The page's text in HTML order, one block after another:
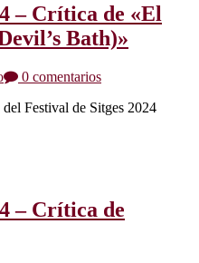
– Crítica de «El
Bath)»
0 comentarios
Festival de Sitges 2024
– Crítica de